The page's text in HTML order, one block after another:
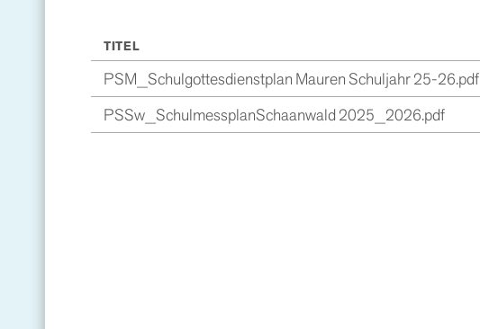
TITEL
PSM_Schulgottesdienstplan Mauren Schuljahr 25-26.pdf
PSSw_SchulmessplanSchaanwald 2025_2026.pdf